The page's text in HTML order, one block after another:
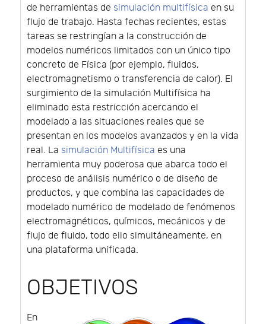
de herramientas de simulación multifísica en su
flujo de trabajo. Hasta fechas recientes, estas
tareas se restringían a la construcción de
modelos numéricos limitados con un único tipo
concreto de Física (por ejemplo, fluidos,
electromagnetismo o transferencia de calor). El
surgimiento de la simulación Multifísica ha
eliminado esta restricción acercando el
modelado a las situaciones reales que se
presentan en los modelos avanzados y en la vida
real. La simulación Multifísica es una
herramienta muy poderosa que abarca todo el
proceso de análisis numérico o de diseño de
productos, y que combina las capacidades de
modelado numérico de modelado de fenómenos
electromagnéticos, químicos, mecánicos y de
flujo de fluido, todo ello simultáneamente, en
una plataforma unificada.
OBJETIVOS
En